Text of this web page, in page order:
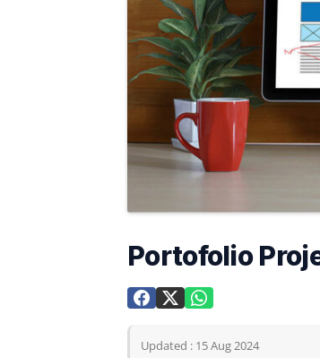
Portofolio
Updated : 15 Aug 2024